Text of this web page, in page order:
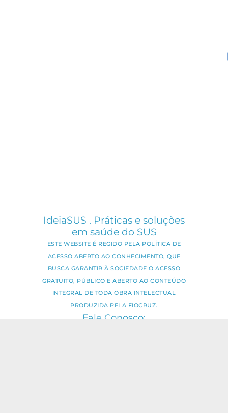
IdeiaSUS . Práticas e soluções
em saúde do SUS
ESTE WEBSITE É REGIDO PELA POLÍTICA DE
ACESSO ABERTO AO CONHECIMENTO, QUE
BUSCA GARANTIR À SOCIEDADE O ACESSO
GRATUITO, PÚBLICO E ABERTO AO CONTEÚDO
INTEGRAL DE TODA OBRA INTELECTUAL
PRODUZIDA PELA FIOCRUZ.
Fale Conosco: